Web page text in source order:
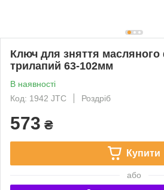
Ключ для зняття масляного
трилапий 63-102мм
В наявності
Код: 1942 JTC
Роздріб
573 ₴
Купити
або